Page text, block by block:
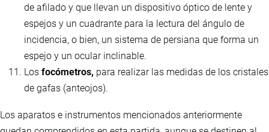
de afilado y que llevan un dispositivo óptico de lente y
espejos y un cuadrante para la lectura del ángulo de
incidencia, o bien, un sistema de persiana que forma un
espejo y un ocular inclinable.
Los focómetros, para realizar las medidas de los cristales
de gafas (anteojos).
Los aparatos e instrumentos mencionados anteriormente